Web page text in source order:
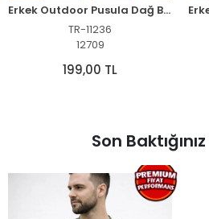
Erkek Outdoor Pusula Dağ Baskılı Kısa Kollu Oversize T-Shirt - Siyah
TR-11236
12709
199,00 TL
Son